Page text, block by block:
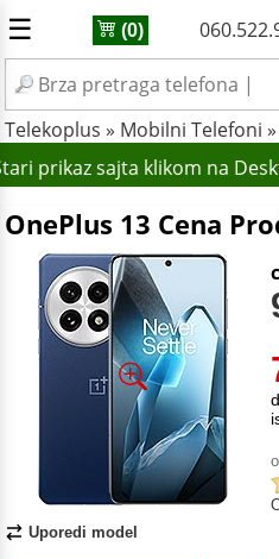
☰ (0)
Telekoplus » Mobilni Telefoni »
prikaz sajta klikom na
OnePlus 13 Cena
Uporedi model